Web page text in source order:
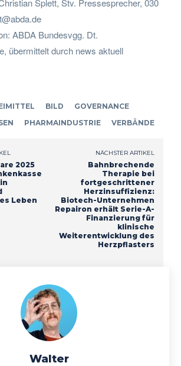
Splett, Stv. Pressesprecher, 030
ABDA Bundesvgg. Dt.
übermittelt durch news aktuell
BILD
GOVERNANCE
PHARMAINDUSTRIE VERBÄNDE
2025
Leben
NÄCHSTER ARTIKEL
Bahnbrechende
Therapie bei
fortgeschrittener
Herzinsuffizienz:
Biotech-Unternehmen
Repairon erhält Serie-A-
Finanzierung für
klinische
Weiterentwicklung des
Herzpflasters
Walter